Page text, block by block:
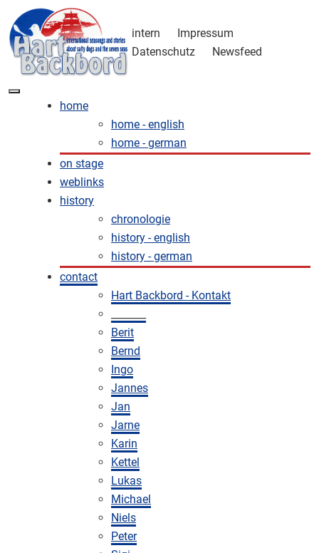
intern
Impressum
Datenschutz
Newsfeed
home
home - english
home - german
on stage
weblinks
history
chronologie
history - english
history - german
contact
Hart Backbord - Kontakt
Berit
Bernd
Ingo
Jannes
Jan
Jarne
Karin
Kettel
Lukas
Michael
Niels
Peter